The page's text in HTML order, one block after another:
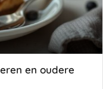
en oudere